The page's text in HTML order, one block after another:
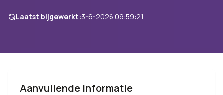
Laatst bijgewerkt:3-6-2026 09:59:21
Aanvullende informatie